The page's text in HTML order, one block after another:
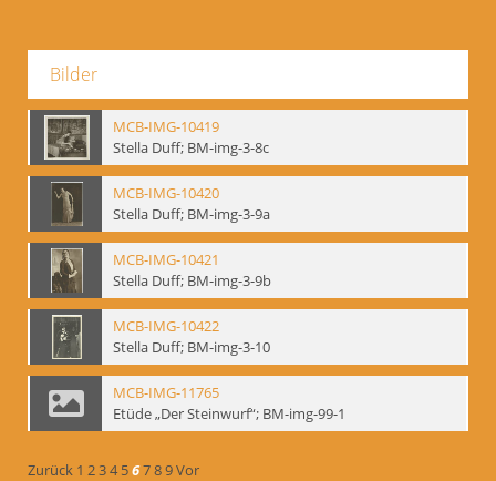
Bilder
MCB-IMG-10419
Stella Duff; BM-img-3-8c
MCB-IMG-10420
Stella Duff; BM-img-3-9a
MCB-IMG-10421
Stella Duff; BM-img-3-9b
MCB-IMG-10422
Stella Duff; BM-img-3-10
MCB-IMG-11765
Etüde „Der Steinwurf“; BM-img-99-1
Zurück 1 234 56789Vor